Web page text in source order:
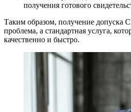
получения готового
Таким образом, получение
проблема, а стандартная услуга,
качественно и быстро.